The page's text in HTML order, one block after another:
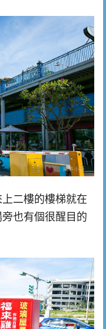
二樓的樓梯就在
也有個很醒目的